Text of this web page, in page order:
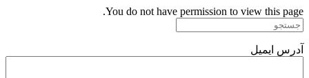
پرش
به
You do not have permission to view this page.
آدرس ایمیل